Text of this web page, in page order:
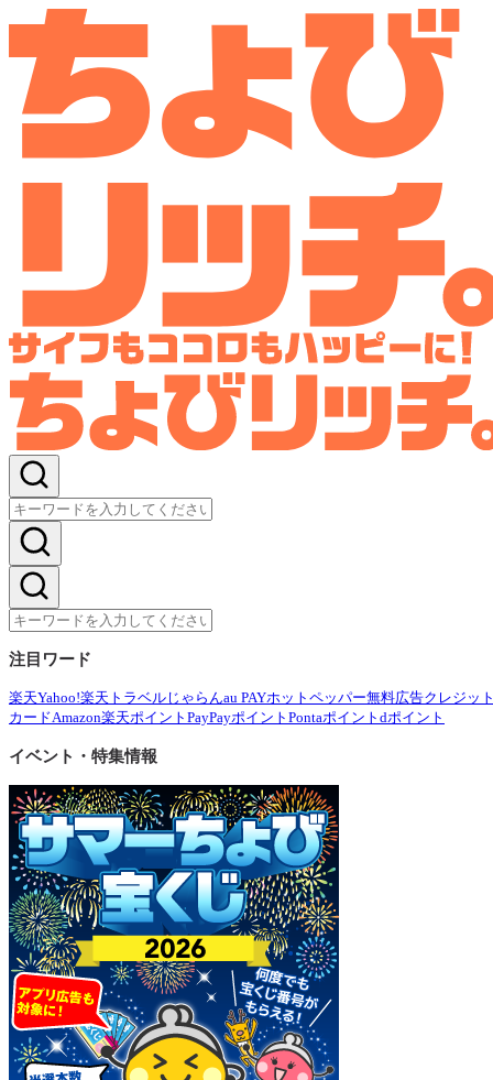
注目ワード
楽天Yahoo!楽天トラベル じゃらんau PAYホットペッパー無料広告クレジッ
カードAmazon楽天ポイント PayPayポイント Pontaポイント dポイント
イベント・特集情報